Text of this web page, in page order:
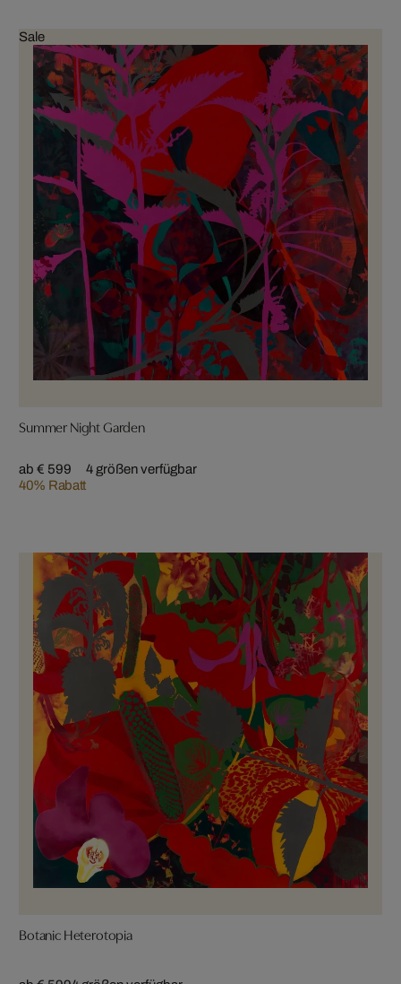
Sale
Summer Night Garden
ab € 599
40% Rabatt
4 größen verfügbar
Botanic Heterotopia